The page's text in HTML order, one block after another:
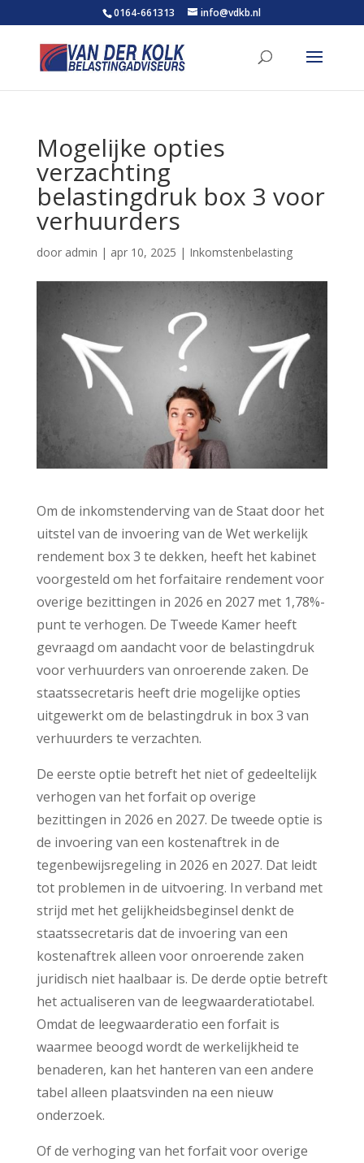
0164-661313 info@vdkb.nl
Mogelijke opties
verzachting
belastingdruk box 3 voor
verhuurders
door admin | apr 10, 2025 | Inkomstenbelasting
Om de inkomstenderving van de Staat door het
uitstel van de invoering van de Wet werkelijk
rendement box 3 te dekken, heeft het kabinet
voorgesteld om het forfaitaire rendement voor
overige bezittingen in 2026 en 2027 met 1,78%-
punt te verhogen. De Tweede Kamer heeft
gevraagd om aandacht voor de belastingdruk
voor verhuurders van onroerende zaken. De
staatssecretaris heeft drie mogelijke opties
uitgewerkt om de belastingdruk in box 3 van
verhuurders te verzachten.
De eerste optie betreft het niet of gedeeltelijk
verhogen van het forfait op overige
bezittingen in 2026 en 2027. De tweede optie is
de invoering van een kostenaftrek in de
tegenbewijsregeling in 2026 en 2027. Dat leidt
tot problemen in de uitvoering. In verband met
strijd met het gelijkheidsbeginsel denkt de
staatssecretaris dat de invoering van een
kostenaftrek alleen voor onroerende zaken
juridisch niet haalbaar is. De derde optie betreft
het actualiseren van de leegwaarderatiotabel.
Omdat de leegwaarderatio een forfait is
waarmee beoogd wordt de werkelijkheid te
benaderen, kan het hanteren van een andere
tabel alleen plaatsvinden na een nieuw
onderzoek.
Of de verhoging van het forfait voor overige